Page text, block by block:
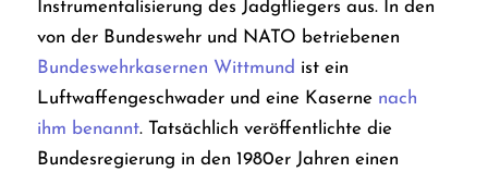
Instrumentalisierung des Jadgfliegers aus. In den
von der Bundeswehr und NATO betriebenen
Bundeswehrkasernen Wittmund ist ein
Luftwaffengeschwader und eine Kaserne nach
ihm benannt. Tatsächlich veröffentlichte die
Bundesregierung in den 1980er Jahren einen